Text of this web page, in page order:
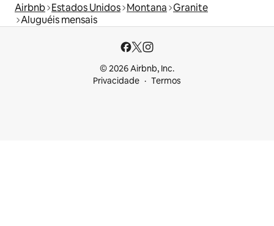
Airbnb Estados Unidos Montana Granite
Aluguéis mensais
© 2026 Airbnb, Inc.
Privacidade
Termos